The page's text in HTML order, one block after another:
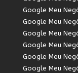
Google Meu
Google Meu
Google Meu
Google Meu
Google Meu
Google Meu